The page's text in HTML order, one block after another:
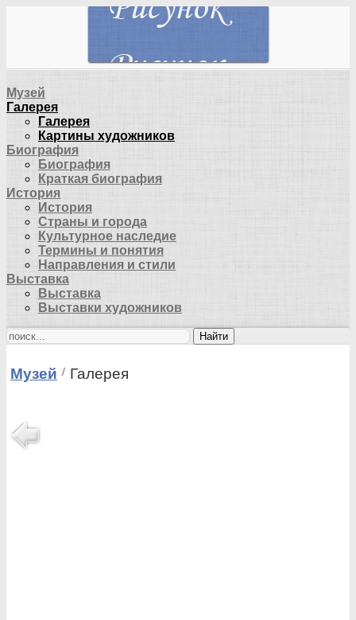
Музей
Галерея
Галерея
Картины художников
Биография
Биография
Краткая биография
История
История
Страны и города
Культурное наследие
Термины и понятия
Направления и стили
Выставка
Выставка
Выставки художников
Найти
Музей Галерея